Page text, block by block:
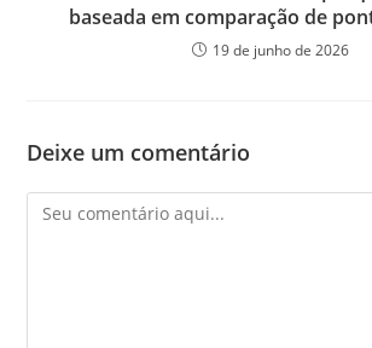
baseada em comparação de
19 de junho de 2026
Deixe um comentário
Comentário